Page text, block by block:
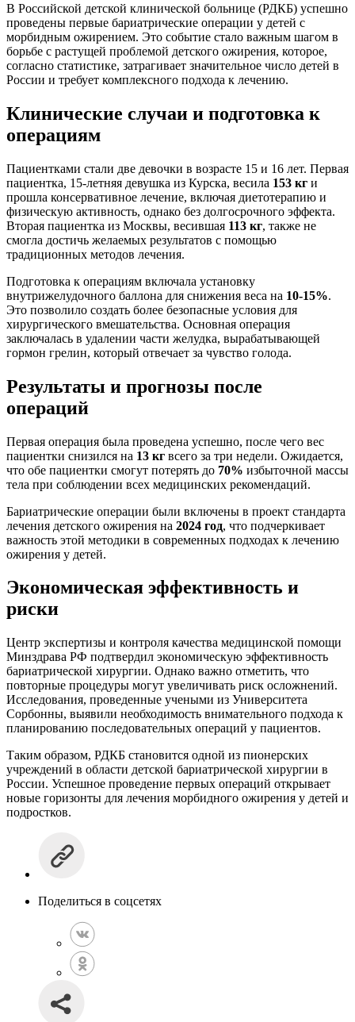
В Российской детской клинической больнице (РДКБ) успешно
проведены первые бариатрические операции у детей с
морбидным ожирением. Это событие стало важным шагом в
борьбе с растущей проблемой детского ожирения, которое,
согласно статистике, затрагивает значительное число детей в
России и требует комплексного подхода к лечению.
Клинические случаи и подготовка к
операциям
Пациентками стали две девочки в возрасте 15 и 16 лет. Первая
пациентка, 15-летняя девушка из Курска, весила 153 кг и
прошла консервативное лечение, включая диетотерапию и
физическую активность, однако без долгосрочного эффекта.
Вторая пациентка из Москвы, весившая 113 кг, также не
смогла достичь желаемых результатов с помощью
традиционных методов лечения.
Подготовка к операциям включала установку
внутрижелудочного баллона для снижения веса на 10-15%.
Это позволило создать более безопасные условия для
хирургического вмешательства. Основная операция
заключалась в удалении части желудка, вырабатывающей
гормон грелин, который отвечает за чувство голода.
Результаты и прогнозы после
операций
Первая операция была проведена успешно, после чего вес
пациентки снизился на 13 кг всего за три недели. Ожидается,
что обе пациентки смогут потерять до 70% избыточной массы
тела при соблюдении всех медицинских рекомендаций.
Бариатрические операции были включены в проект стандарта
лечения детского ожирения на 2024 год, что подчеркивает
важность этой методики в современных подходах к лечению
ожирения у детей.
Экономическая эффективность и
риски
Центр экспертизы и контроля качества медицинской помощи
Минздрава РФ подтвердил экономическую эффективность
бариатрической хирургии. Однако важно отметить, что
повторные процедуры могут увеличивать риск осложнений.
Исследования, проведенные учеными из Университета
Сорбонны, выявили необходимость внимательного подхода к
планированию последовательных операций у пациентов.
Таким образом, РДКБ становится одной из пионерских
учреждений в области детской бариатрической хирургии в
России. Успешное проведение первых операций открывает
новые горизонты для лечения морбидного ожирения у детей и
подростков.
Поделиться в соцсетях